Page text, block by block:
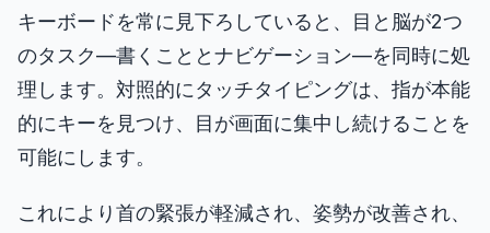
キーボードを常に見下ろしていると、目と脳が2つ
のタスク—書くこととナビゲーション—を同時に処
理します。対照的にタッチタイピングは、指が本能
的にキーを見つけ、目が画面に集中し続けることを
可能にします。
これにより首の緊張が軽減され、姿勢が改善され、